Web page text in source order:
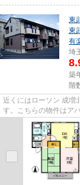
東
東
有
埼
築
階
近くにはローソン 成増
す。こちらの物件はア
溜まりにくいアパートで